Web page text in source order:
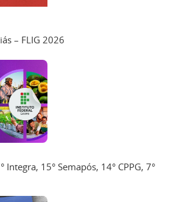
– FLIG 2026
Integra, 15° Semapós, 14° CPPG, 7°